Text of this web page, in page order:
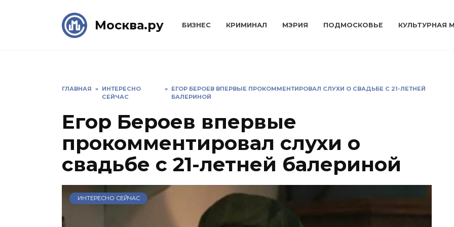
Москва.ру БИЗНЕС КРИМИНАЛ МЭРИЯ ПОДМОСКОВЬЕ КУЛЬТУРНАЯ
ГЛАВНАЯ » ИНТЕРЕСНО
СЕЙЧАС
» ЕГОР БЕРОЕВ ВПЕРВЫЕ ПРОКОММЕНТИРОВАЛ СЛУХИ О СВАДЬБЕ С 21-ЛЕТНЕЙ
БАЛЕРИНОЙ
Егор Бероев впервые
прокомментировал слухи о
свадьбе с 21-летней балериной
ИНТЕРЕСНО СЕЙЧАС